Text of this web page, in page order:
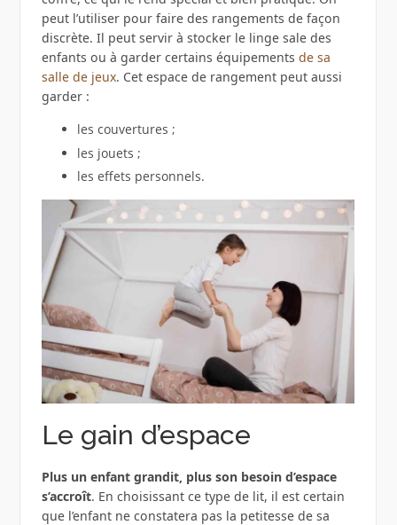
peut l’utiliser pour faire des rangements de façon
discrète. Il peut servir à stocker le linge sale des
enfants ou à garder certains équipements de sa
salle de jeux. Cet espace de rangement peut aussi
garder :
les couvertures ;
les jouets ;
les effets personnels.
Le gain d’espace
Plus un enfant grandit, plus son besoin d’espace
s’accroît. En choisissant ce type de lit, il est certain
que l’enfant ne constatera pas la petitesse de sa